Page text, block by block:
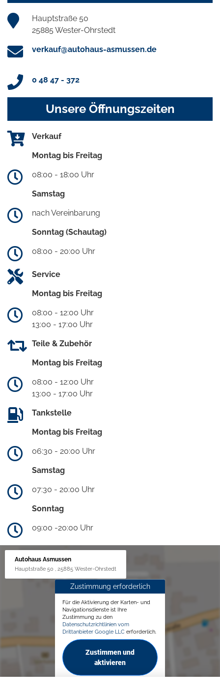
Hauptstraße 50
25885 Wester-Ohrstedt
verkauf@autohaus-asmussen.de
0 48 47 - 372
Unsere Öffnungszeiten
Verkauf
Montag bis Freitag
08:00 - 18:00 Uhr
Samstag
nach Vereinbarung
Sonntag (Schautag)
08:00 - 20:00 Uhr
Service
Montag bis Freitag
08:00 - 12:00 Uhr
13:00 - 17:00 Uhr
Teile & Zubehör
Montag bis Freitag
08:00 - 12:00 Uhr
13:00 - 17:00 Uhr
Tankstelle
Montag bis Freitag
06:30 - 20:00 Uhr
Samstag
07:30 - 20:00 Uhr
Sonntag
09:00 -20:00 Uhr
Autohaus Asmussen
Hauptstraße 50 , 25885 Wester-Ohrstedt
Zustimmung erforderlich
Für die Aktivierung der Karten- und
Navigationsdienste ist Ihre
Zustimmung zu den
Datenschutzrichtlinien vom
Drittanbieter Google LLC erforderlich.
Zustimmen und
aktivieren